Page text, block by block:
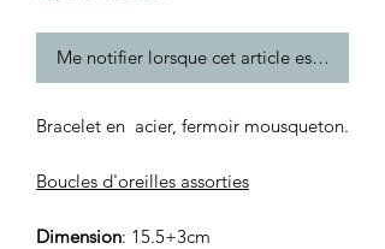
Me notifier lorsque cet article est
Bracelet en acier, fermoir mousqueton.
Boucles d'oreilles assorties
Dimension: 15.5+3cm